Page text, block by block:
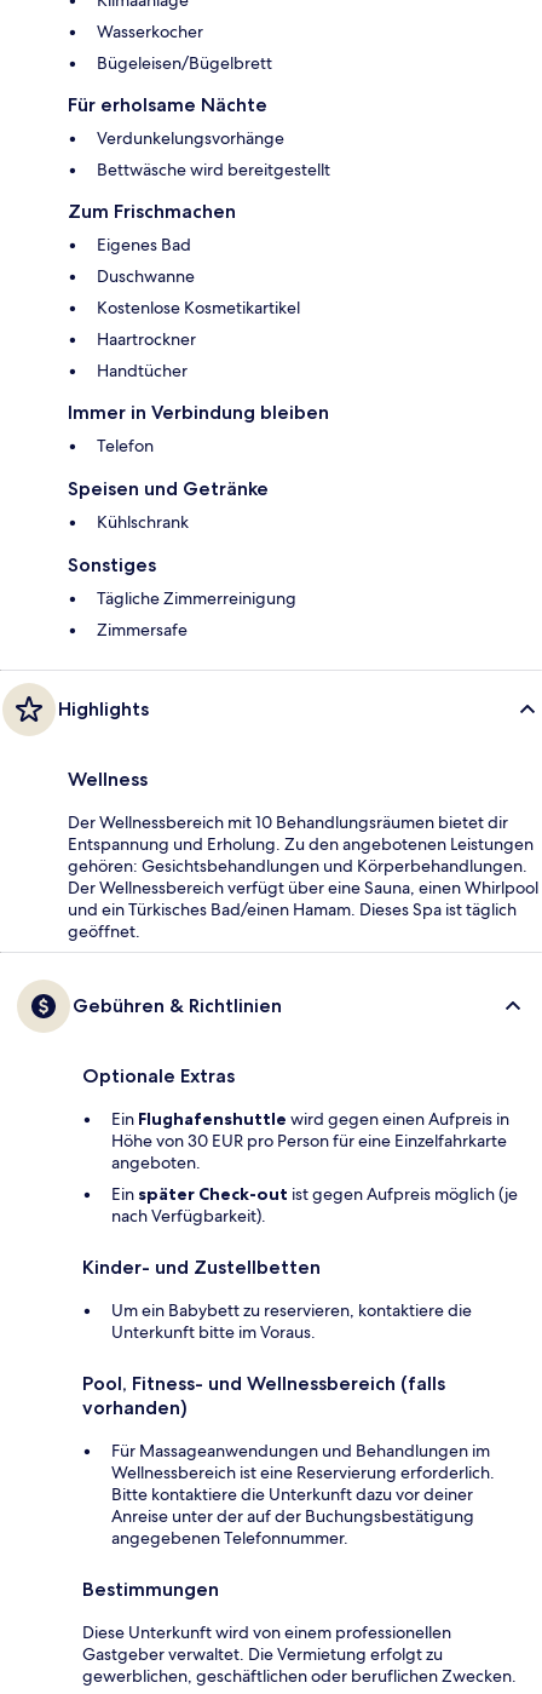
Wasserkocher
Bügeleisen/Bügelbrett
Für erholsame Nächte
Verdunkelungsvorhänge
Bettwäsche wird bereitgestellt
Zum Frischmachen
Eigenes Bad
Duschwanne
Kostenlose Kosmetikartikel
Haartrockner
Handtücher
Immer in Verbindung bleiben
Telefon
Speisen und Getränke
Kühlschrank
Sonstiges
Tägliche Zimmerreinigung
Zimmersafe
Highlights
Wellness
Der Wellnessbereich mit 10 Behandlungsräumen bietet dir
Entspannung und Erholung. Zu den angebotenen Leistungen
gehören: Gesichtsbehandlungen und Körperbehandlungen.
Der Wellnessbereich verfügt über eine Sauna, einen Whirlpool
und ein Türkisches Bad/einen Hamam. Dieses Spa ist täglich
geöffnet.
Gebühren & Richtlinien
Optionale Extras
Ein Flughafenshuttle wird gegen einen Aufpreis in
Höhe von 30 EUR pro Person für eine Einzelfahrkarte
angeboten.
Ein später Check-out ist gegen Aufpreis möglich (je
nach Verfügbarkeit).
Kinder- und Zustellbetten
Um ein Babybett zu reservieren, kontaktiere die
Unterkunft bitte im Voraus.
Pool, Fitness- und Wellnessbereich (falls
vorhanden)
Für Massageanwendungen und Behandlungen im
Wellnessbereich ist eine Reservierung erforderlich.
Bitte kontaktiere die Unterkunft dazu vor deiner
Anreise unter der auf der Buchungsbestätigung
angegebenen Telefonnummer.
Bestimmungen
Diese Unterkunft wird von einem professionellen
Gastgeber verwaltet. Die Vermietung erfolgt zu
gewerblichen, geschäftlichen oder beruflichen Zwecken.